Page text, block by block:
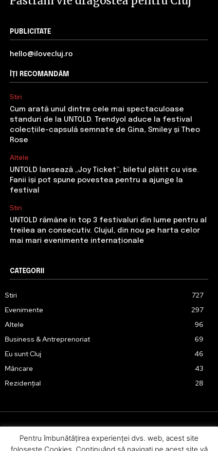
PUBLICITATE
hello@ilovecluj.ro
ÎȚI RECOMANDĂM
Stiri
Cum arată unul dintre cele mai spectaculoase
standuri de la UNTOLD. Trendyol aduce la festival
colecțiile-capsulă semnate de Gina, Smiley și Theo
Rose
Altele
UNTOLD lansează „Joy Ticket”, biletul plătit cu vise.
Fanii își pot spune povestea pentru a ajunge la
festival
Stiri
UNTOLD rămâne în top 3 festivaluri din lume pentru al
treilea an consecutiv. Clujul, din nou pe harta celor
mai mari evenimente internaționale
CATEGORII
Stiri
727
Evenimente
297
Altele
96
Business & Antreprenoriat
69
Eu sunt Cluj
46
Mâncare
43
Rezidențial
28
Urmărește-ne în social media:
Pentru îmbunătăţirea experienţei dvs. web, acest site
foloseşte Cookies. Continuând să navigaţi pe acest site vă